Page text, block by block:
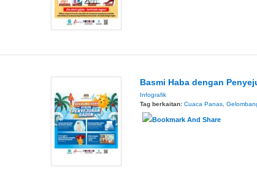
Basmi Haba dengan
Infografik
Tag berkaitan: Cuaca Panas